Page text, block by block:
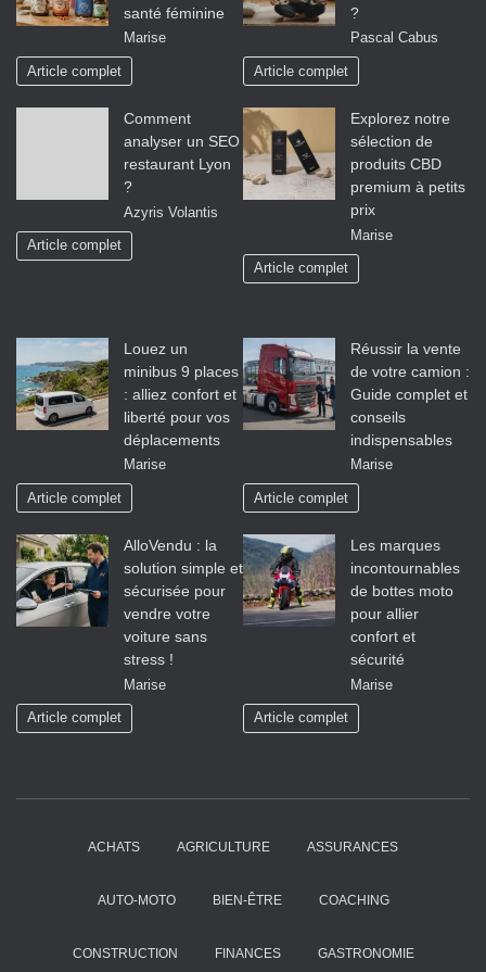
santé féminine
Marise
Article complet
?
Pascal Cabus
Article complet
Comment
analyser un SEO
restaurant Lyon
?
Azyris Volantis
Article complet
Explorez notre
sélection de
produits CBD
premium à petits
prix
Marise
Article complet
Louez un
minibus 9 places
: alliez confort et
liberté pour vos
déplacements
Marise
Article complet
Réussir la vente
de votre camion :
Guide complet et
conseils
indispensables
Marise
Article complet
AlloVendu : la
solution simple et
sécurisée pour
vendre votre
voiture sans
stress !
Marise
Article complet
Les marques
incontournables
de bottes moto
pour allier
confort et
sécurité
Marise
Article complet
ACHATS AGRICULTURE ASSURANCES
AUTO-MOTO BIEN-ÊTRE COACHING
CONSTRUCTION FINANCES GASTRONOMIE